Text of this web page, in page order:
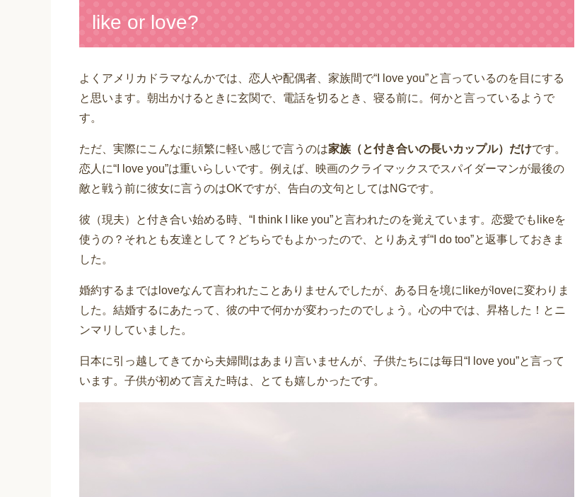
like or love?
よくアメリカドラマなんかでは、恋人や配偶者、家族間で“I love you”と言っているのを目にする
と思います。朝出かけるときに玄関で、電話を切るとき、寝る前に。何かと言っているようで
す。
ただ、実際にこんなに頻繁に軽い感じで言うのは家族（と付き合いの長いカップル）だけです。
恋人に“I love you”は重いらしいです。例えば、映画のクライマックスでスパイダーマンが最後の
敵と戦う前に彼女に言うのはOKですが、告白の文句としてはNGです。
彼（現夫）と付き合い始める時、“I think I like you”と言われたのを覚えています。恋愛でもlikeを
使うの？それとも友達として？どちらでもよかったので、とりあえず“I do too”と返事しておきま
した。
婚約するまではloveなんて言われたことありませんでしたが、ある日を境にlikeがloveに変わりま
した。結婚するにあたって、彼の中で何かが変わったのでしょう。心の中では、昇格した！とニ
ンマリしていました。
日本に引っ越してきてから夫婦間はあまり言いませんが、子供たちには毎日“I love you”と言って
います。子供が初めて言えた時は、とても嬉しかったです。